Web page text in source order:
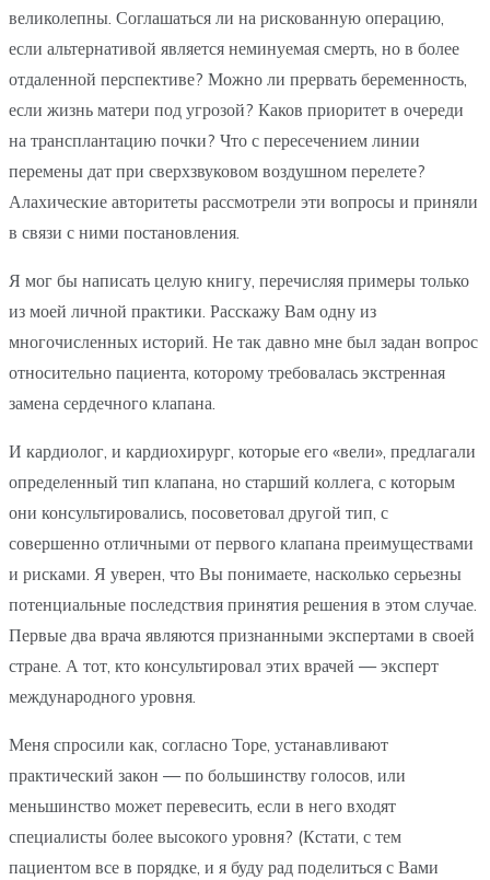
великолепны. Соглашаться ли на рискованную операцию,
если альтернативой является неминуемая смерть, но в более
отдаленной перспективе? Можно ли прервать беременность,
если жизнь матери под угрозой? Каков приоритет в очереди
на трансплантацию почки? Что с пересечением линии
перемены дат при сверхзвуковом воздушном перелете?
Алахические авторитеты рассмотрели эти вопросы и приняли
в связи с ними постановления.
Я мог бы написать целую книгу, перечисляя примеры только
из моей личной практики. Расскажу Вам одну из
многочисленных историй. Не так давно мне был задан вопрос
относительно пациента, которому требовалась экстренная
замена сердечного клапана.
И кардиолог, и кардиохирург, которые его «вели», предлагали
определенный тип клапана, но старший коллега, с которым
они консультировались, посоветовал другой тип, с
совершенно отличными от первого клапана преимуществами
и рисками. Я уверен, что Вы понимаете, насколько серьезны
потенциальные последствия принятия решения в этом случае.
Первые два врача являются признанными экспертами в своей
стране. А тот, кто консультировал этих врачей — эксперт
международного уровня.
Меня спросили как, согласно Торе, устанавливают
практический закон — по большинству голосов, или
меньшинство может перевесить, если в него входят
специалисты более высокого уровня? (Кстати, с тем
пациентом все в порядке, и я буду рад поделиться с Вами